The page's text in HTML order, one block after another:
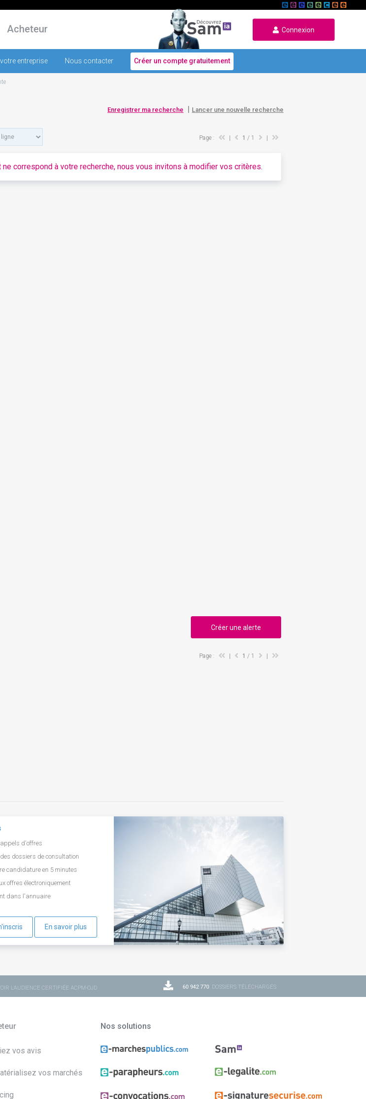
Acheteur Connexion
entreprise Nous contacter Créer un compte gratuitement
Enregistrer ma recherche | Lancer une nouvelle recherche
Page : 1 / 1
ne correspond à votre recherche, nous vous invitons à modifier vos critères.
Créer une alerte
Page : 1 / 1
d'offres
dossiers de consultation
candidature en 5 minutes
offres électroniquement
dans l'annuaire
En savoir plus
L'AUDIENCE CERTIFIÉE ACPM-OJD 60 942 770 DOSSIERS TÉLÉCHARGÉS
vos avis
vos marchés
Nos solutions